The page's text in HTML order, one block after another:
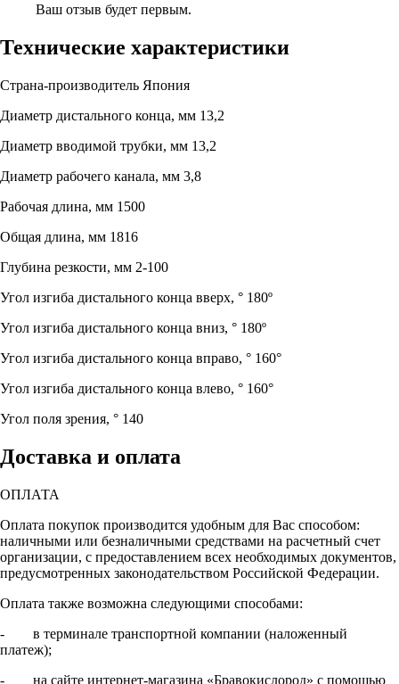
Ваш отзыв будет первым.
Технические характеристики
Страна-производитель Япония
Диаметр дистального конца, мм 13,2
Диаметр вводимой трубки, мм 13,2
Диаметр рабочего канала, мм 3,8
Рабочая длина, мм 1500
Общая длина, мм 1816
Глубина резкости, мм 2-100
Угол изгиба дистального конца вверх, ° 180º
Угол изгиба дистального конца вниз, ° 180º
Угол изгиба дистального конца вправо, ° 160°
Угол изгиба дистального конца влево, ° 160°
Угол поля зрения, ° 140
Доставка и оплата
ОПЛАТА
Оплата покупок производится удобным для Вас способом:
наличными или безналичными средствами на расчетный счет
организации, с предоставлением всех необходимых документов,
предусмотренных законодательством Российской Федерации.
Оплата также возможна следующими способами:
- в терминале транспортной компании (наложенный
платеж);
- на сайте интернет-магазина «Бравокислород» с помощью